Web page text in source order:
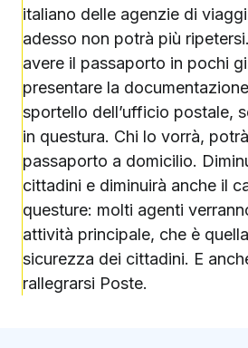
italiano delle agenzie di
adesso non potrà più
avere il passaporto in pochi
presentare la
sportello dell’ufficio postale,
in questura. Chi lo vorrà,
passaporto a domicilio.
cittadini e diminuirà anche il
questure: molti agenti
attività principale, che è
sicurezza dei cittadini. E
rallegrarsi Poste.